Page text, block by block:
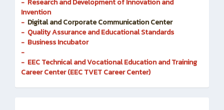
- Plan and Budget
- Research and Development of Innovation and
Invention
- Digital and Corporate Communication Center
- Quality Assurance and Educational Standards
- Business Incubator
-
- EEC Technical and Vocational Education and Training
Career Center (EEC TVET Career Center)